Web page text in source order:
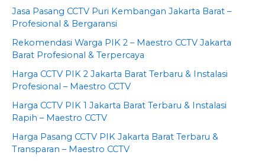
Jasa Pasang CCTV Puri Kembangan Jakarta Barat –
Profesional & Bergaransi
Rekomendasi Warga PIK 2 – Maestro CCTV Jakarta
Barat Profesional & Terpercaya
Harga CCTV PIK 2 Jakarta Barat Terbaru & Instalasi
Profesional – Maestro CCTV
Harga CCTV PIK 1 Jakarta Barat Terbaru & Instalasi
Rapih – Maestro CCTV
Harga Pasang CCTV PIK Jakarta Barat Terbaru &
Transparan – Maestro CCTV